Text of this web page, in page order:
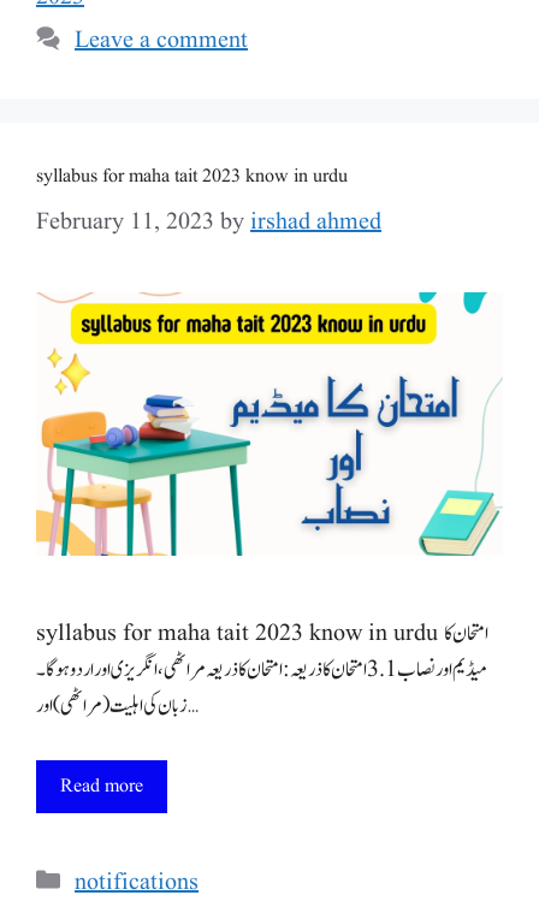
Leave a comment
syllabus for maha tait 2023 know in urdu
February 11, 2023 byirshad ahmed
syllabus for maha tait 2023 know in urdu امتحان کا
میڈیم اور نصاب 3.1 امتحان کا ذریعہ: امتحان کا ذریعہ مراٹھی، انگریزی اور اردو ہوگا۔
زبان کی اہلیت (مراٹھی) اور …
Read more
Categories
notifications